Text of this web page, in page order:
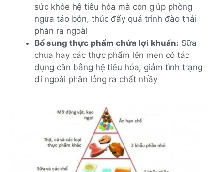
sức khỏe hệ tiêu hóa mà còn giúp phòng
ngừa táo bón, thúc đẩy quá trình đào thải
phân ra ngoài
Bổ sung thực phẩm chứa lợi khuẩn: Sữa
chua hay các thực phẩm lên men có tác
dụng cân bằng hệ tiêu hóa, giảm tình trạng
đi ngoài phân lỏng ra chất nhầy